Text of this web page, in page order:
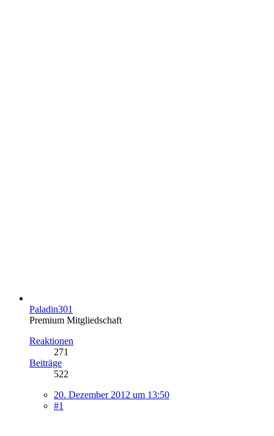
Paladin301
Premium Mitgliedschaft
Reaktionen
271
Beiträge
522
20. Dezember 2012 um 13:50
#1